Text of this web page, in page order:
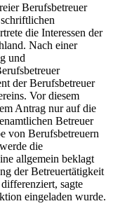
Berufsbetreuer
die Interessen der
Nach einer
und
der Berufsbetreuer
Vor diesem
Antrag nur auf die
Betreuer
von Berufsbetreuern
die
allgemein beklagt
der Betreuertätigkeit
sagte
eingeladen wurde.